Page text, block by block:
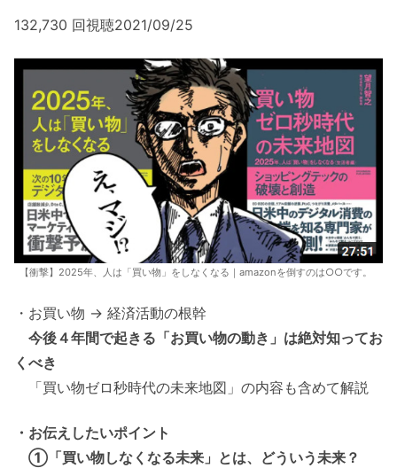
132,730 回視聴2021/09/25
【衝撃】2025年、人は「買い物」をしなくなる｜amazonを倒すのは○○です。
・お買い物 → 経済活動の根幹
今後４年間で起きる「お買い物の動き」は絶対知ってお
くべき
「買い物ゼロ秒時代の未来地図」の内容も含めて解説
・お伝えしたいポイント
①「買い物しなくなる未来」とは、どういう未来？